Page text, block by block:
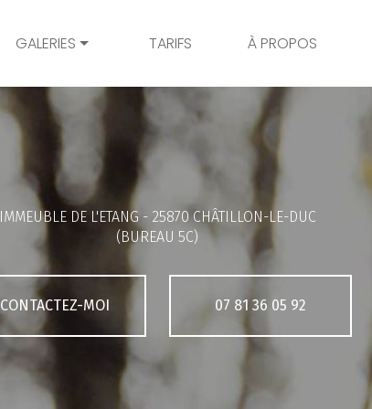
GALERIES
Mariage
Grossesse
Bambins
Portrait
Galerie client
TARIFS À PROPOS
IMMEUBLE DE L'ETANG - 25870 CHÂTILLON-LE-DUC
(BUREAU 5C)
CONTACTEZ-MOI 07 81 36 05 92